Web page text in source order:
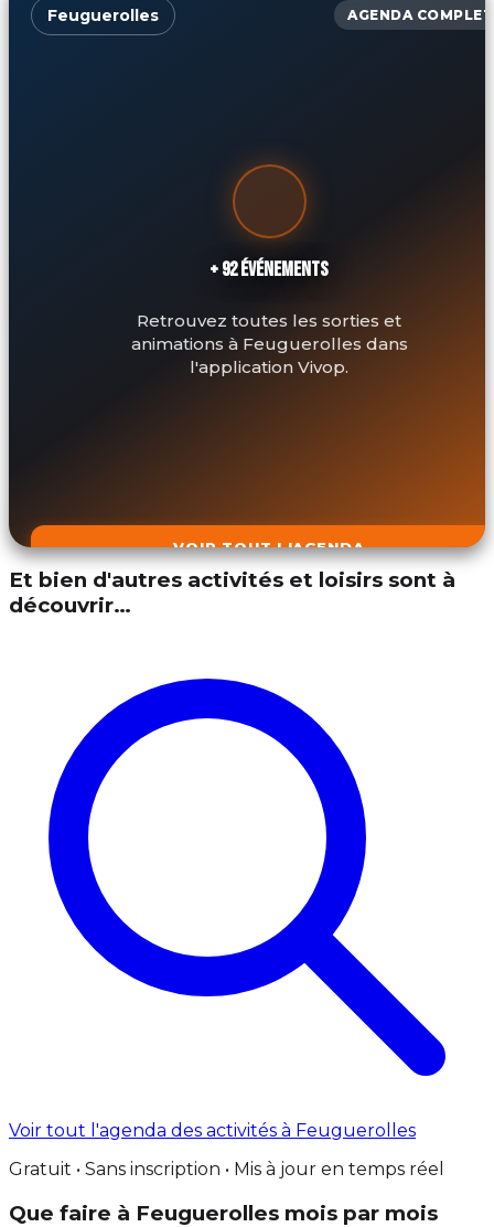
Feuguerolles AGENDA COMPLET
+ 92 ÉVÉNEMENTS
Retrouvez toutes les sorties et
animations à Feuguerolles dans
l'application Vivop.
VOIR TOUT L'AGENDA
Et bien d'autres activités et loisirs sont à
découvrir…
Voir tout l'agenda des activités à Feuguerolles
Gratuit • Sans inscription • Mis à jour en temps réel
Que faire à Feuguerolles mois par mois